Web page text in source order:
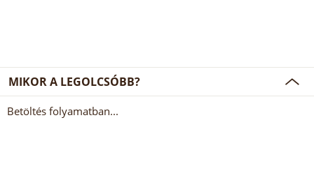
MIKOR A LEGOLCSÓBB?
Betöltés folyamatban...